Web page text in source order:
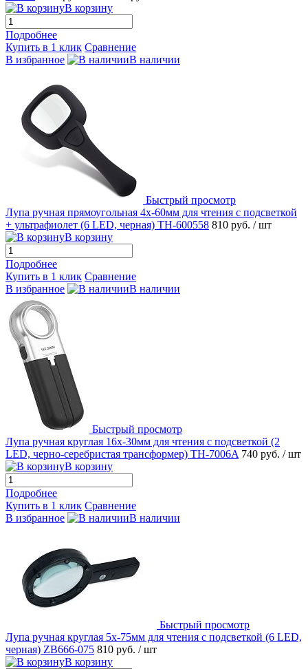
В корзину
Подробнее
Купить в 1 клик Сравнение
В избранное
В наличии
Быстрый просмотр
Лупа ручная прямоугольная 4x-60мм для чтения с подсветкой
+ ультрафиолет (6 LED, черная) TH-600558 810 руб. / шт
В корзину
Подробнее
Купить в 1 клик Сравнение
В избранное
В наличии
Быстрый просмотр
Лупа ручная круглая 16x-30мм для чтения с подсветкой (2
LED, черно-серебристая трансформер) TH-7006A 740 руб. / шт
В корзину
Подробнее
Купить в 1 клик Сравнение
В избранное
В наличии
Быстрый просмотр
Лупа ручная круглая 5х-75мм для чтения с подсветкой (6 LED,
черная) ZB666-075 810 руб. / шт
В корзину